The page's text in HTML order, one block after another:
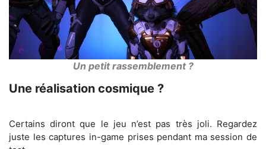
Un petit rassemblement ?
Une réalisation cosmique ?
Certains diront que le jeu n’est pas très joli. Regardez
juste les captures in-game prises pendant ma session de